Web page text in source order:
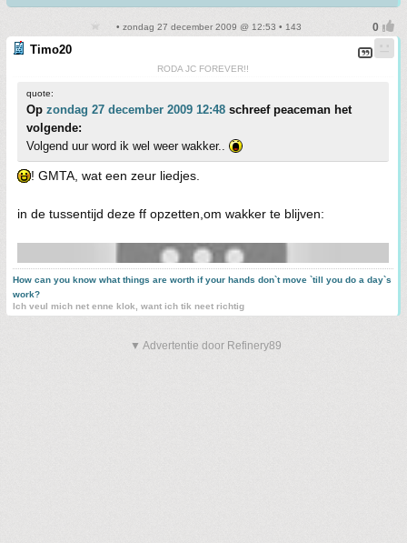
• zondag 27 december 2009 @ 12:53 • 143
Timo20
RODA JC FOREVER!!
quote:
Op zondag 27 december 2009 12:48 schreef peaceman het
volgende:
Volgend uur word ik wel weer wakker..
! GMTA, wat een zeur liedjes.
in de tussentijd deze ff opzetten,om wakker te blijven:
How can you know what things are worth if your hands don`t move `till you do a day`s
work?
Ich veul mich net enne klok, want ich tik neet richtig
▼ Advertentie door Refinery89